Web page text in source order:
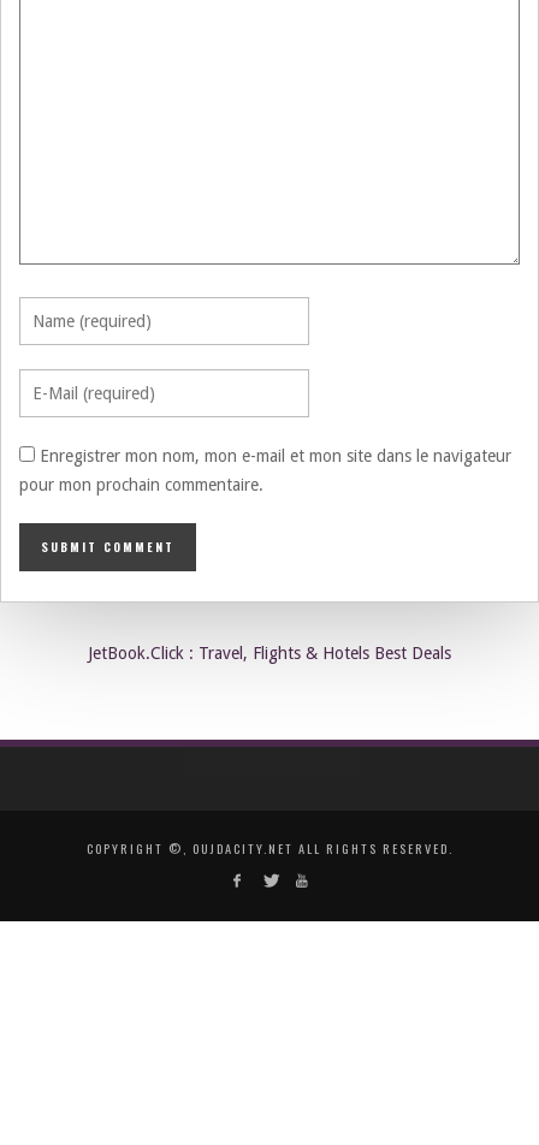
Enregistrer mon nom, mon e-mail et mon site dans le navigateur
pour mon prochain commentaire.
JetBook.Click : Travel, Flights & Hotels Best Deals
COPYRIGHT ©, OUJDACITY.NET ALL RIGHTS RESERVED.